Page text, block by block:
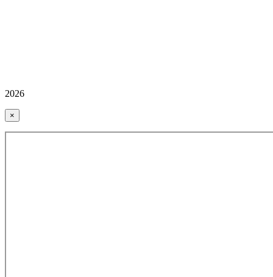
2026
×